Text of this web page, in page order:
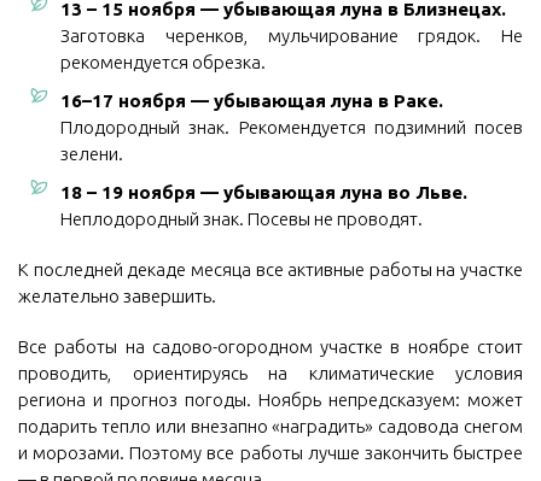
13 – 15 ноября — убывающая луна в Близнецах.
Заготовка черенков, мульчирование грядок. Не
рекомендуется обрезка.
16–17 ноября — убывающая луна в Раке.
Плодородный знак. Рекомендуется подзимний посев
зелени.
18 – 19 ноября — убывающая луна во Льве.
Неплодородный знак. Посевы не проводят.
К последней декаде месяца все активные работы на участке
желательно завершить.
Все работы на садово-огородном участке в ноябре стоит
проводить, ориентируясь на климатические условия
региона и прогноз погоды. Ноябрь непредсказуем: может
подарить тепло или внезапно «наградить» садовода снегом
и морозами. Поэтому все работы лучше закончить быстрее